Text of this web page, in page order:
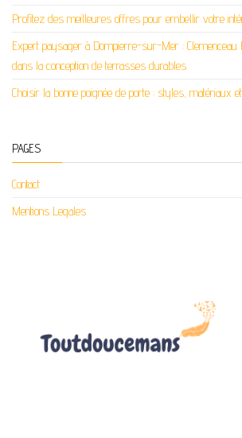
Profitez des meilleures offres pour embellir votre
Expert paysager à Dompierre-sur-Mer :
dans la conception de terrasses durables
Choisir la bonne poignée de porte : styles, matériaux
PAGES
Contact
Mentions Legales